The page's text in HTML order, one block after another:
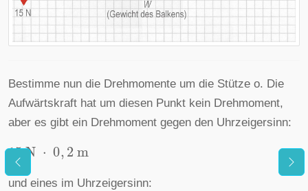
Bestimme nun die Drehmomente um die Stütze o. Die
Aufwärtskraft hat um diesen Punkt kein Drehmoment,
aber es gibt ein Drehmoment gegen den Uhrzeigersinn:
15 N 0, 2
und eines im Uhrzeigersinn: